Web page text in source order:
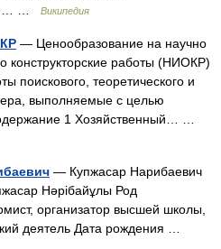
…
Википедия
— Ценообразование на научно
конструкторские работы (НИОКР)
поискового, теоретического и
выполняемые с целью
1 Хозяйственный… …
— Кyпжасар Нарибаевич
Нәрібайұлы Род
организатор высшей школы,
деятель Дата рождения …